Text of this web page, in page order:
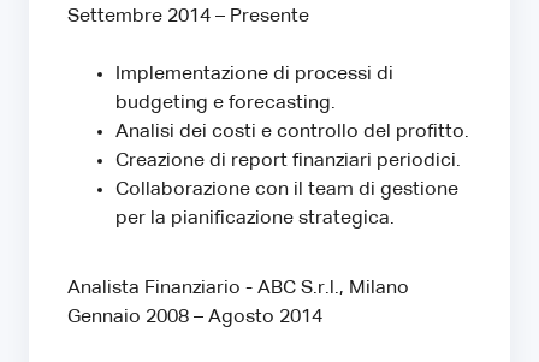
Settembre 2014 – Presente
Implementazione di processi di
budgeting e forecasting.
Analisi dei costi e controllo del profitto.
Creazione di report finanziari periodici.
Collaborazione con il team di gestione
per la pianificazione strategica.
Analista Finanziario - ABC S.r.l., Milano
Gennaio 2008 – Agosto 2014